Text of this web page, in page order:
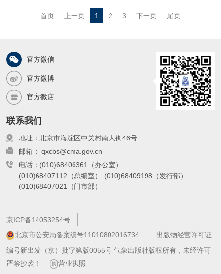
变暖背景下，青藏高原冰川、湖泊、冻
土、湿地对气候变化的响应及其对该地区
首页 上一页 1 2 3 下一页 尾页
官方微信
官方微博
官方微店
联系我们
地址：北京市海淀区中关村南大街46号
邮箱： qxcbs@cma.gov.cn
电话：(010)68406361（办公室）
(010)68407112（总编室）
(010)68409198（发行部）
(010)68407021（门市部）
京ICP备14053254号
北京市公安局备案编号11010802016734
出版物经营许可证
编号新出发（京）批字第版0055号 气象出版社版权所有，未经许可
严禁抄袭！
营业执照